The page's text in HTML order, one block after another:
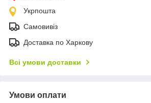
Укрпошта
Самовивіз
Доставка по Харкову
Всі умови доставки
Умови оплати